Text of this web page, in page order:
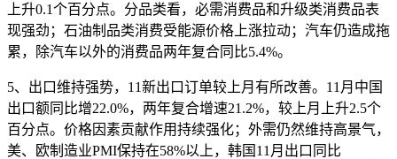
上升0.1个百分点。分品类看，必需消费品和升级类消费品表
现强劲；石油制品类消费受能源价格上涨拉动；汽车仍造成拖
累，除汽车以外的消费品两年复合同比5.4%。
5、出口维持强势，11新出口订单较上月有所改善。11月中国
出口额同比增22.0%，两年复合增速21.2%，较上月上升2.5个
百分点。价格因素贡献作用持续强化；外需仍然维持高景气，
美、欧制造业PMI保持在58%以上，韩国11月出口同比